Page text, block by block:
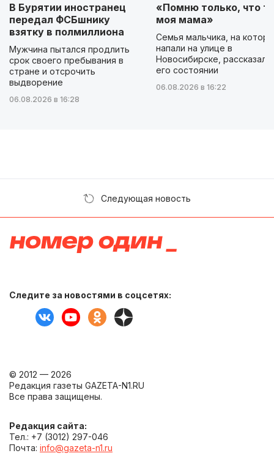
В Бурятии иностранец
передал ФСБшнику
взятку в полмиллиона
Мужчина пытался продлить
срок своего пребывания в
стране и отсрочить
выдворение
06.08.2026 в 16:28
«Помню только, что
моя мама»
Семья мальчика, на
напали на улице в
Новосибирске, рассказала
его состоянии
06.08.2026 в 16:22
Следующая новость
Следите за новостями в соцсетях:
© 2012 — 2026
Редакция газеты GAZETA-N1.RU
Все права защищены.
Редакция сайта:
Тел.: +7 (3012) 297-046
Почта: info@gazeta-n1.ru